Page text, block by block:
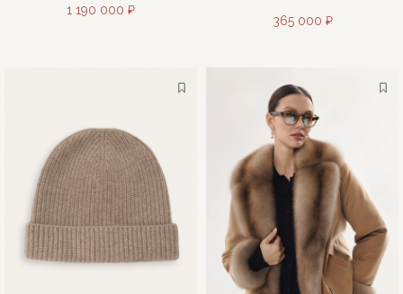
1 190 000 ₽
365 000 ₽